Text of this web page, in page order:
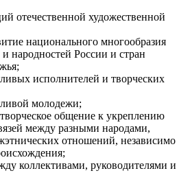
отечественной художественной
национального многообразия
народностей России и стран
исполнителей и творческих
молодежи;
общение к укреплению
между разными народами,
отношений, независимо
коллективами, руководителями и